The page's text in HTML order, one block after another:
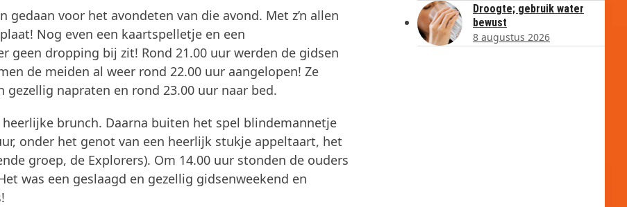
voor het avondeten van die avond. Met z’n allen
Nog even een kaartspelletje en een
geen dropping bij zit! Rond 21.00 uur werden de gidsen
de meiden al weer rond 22.00 uur aangelopen! Ze
napraten en rond 23.00 uur naar bed.
brunch. Daarna buiten het spel blindemannetje
onder het genot van een heerlijk stukje appeltaart, het
groep, de Explorers). Om 14.00 uur stonden de ouders
was een geslaagd en gezellig gidsenweekend en
Droogte; gebruik water
bewust
8 augustus 2026